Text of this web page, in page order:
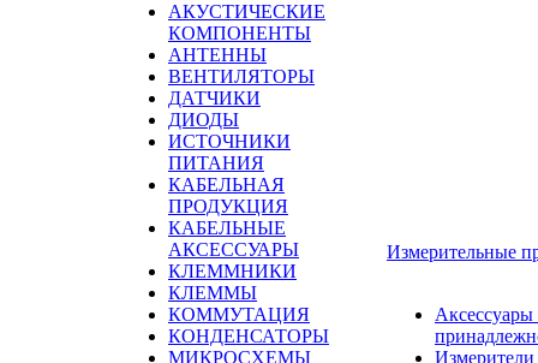
АКУСТИЧЕСКИЕ
КОМПОНЕНТЫ
АНТЕННЫ
ВЕНТИЛЯТОРЫ
ДАТЧИКИ
ДИОДЫ
ИСТОЧНИКИ
ПИТАНИЯ
КАБЕЛЬНАЯ
ПРОДУКЦИЯ
КАБЕЛЬНЫЕ
АКСЕССУАРЫ
КЛЕММНИКИ
КЛЕММЫ
КОММУТАЦИЯ
КОНДЕНСАТОРЫ
МИКРОСХЕМЫ
Измерительные
Аксессуары
Измерители